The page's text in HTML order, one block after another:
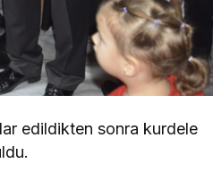
edildikten sonra kurdele